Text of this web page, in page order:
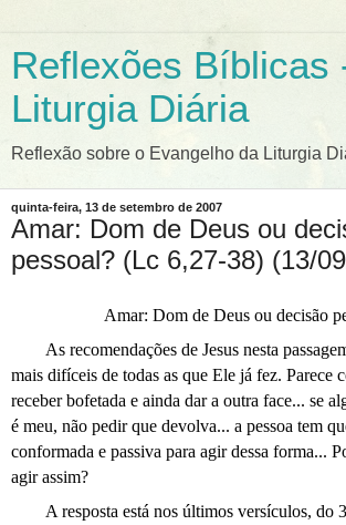
Reflexões Bíblicas
Liturgia Diária
Reflexão sobre o Evangelho da Liturgia
quinta-feira, 13 de setembro de 2007
Amar: Dom de Deus ou
pessoal? (Lc 6,27-38) (13/
Amar: Dom de Deus ou decisão
As recomendações de Jesus nesta
mais difíceis de todas as que Ele já fez. Parece
receber bofetada e ainda dar a outra face... se
é meu, não pedir que devolva... a pessoa tem
conformada e passiva para agir dessa forma...
agir assim?
A resposta está nos últimos versículos, do